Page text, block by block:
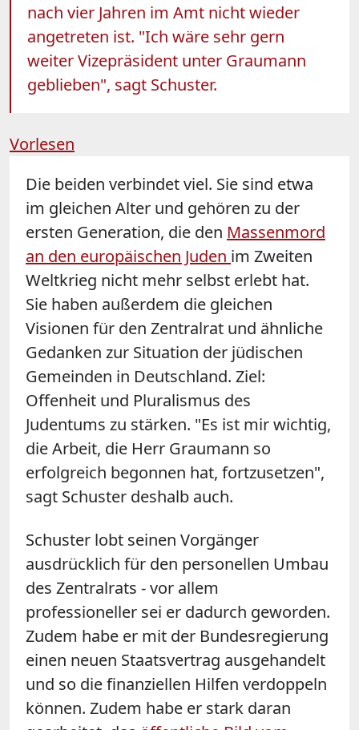
nach vier Jahren im Amt nicht wieder
angetreten ist. "Ich wäre sehr gern
weiter Vizepräsident unter Graumann
geblieben", sagt Schuster.
Vorlesen
Die beiden verbindet viel. Sie sind etwa
im gleichen Alter und gehören zu der
ersten Generation, die den Massenmord
an den europäischen Juden im Zweiten
Weltkrieg nicht mehr selbst erlebt hat.
Sie haben außerdem die gleichen
Visionen für den Zentralrat und ähnliche
Gedanken zur Situation der jüdischen
Gemeinden in Deutschland. Ziel:
Offenheit und Pluralismus des
Judentums zu stärken. "Es ist mir wichtig,
die Arbeit, die Herr Graumann so
erfolgreich begonnen hat, fortzusetzen",
sagt Schuster deshalb auch.
Schuster lobt seinen Vorgänger
ausdrücklich für den personellen Umbau
des Zentralrats - vor allem
professioneller sei er dadurch geworden.
Zudem habe er mit der Bundesregierung
einen neuen Staatsvertrag ausgehandelt
und so die finanziellen Hilfen verdoppeln
können. Zudem habe er stark daran